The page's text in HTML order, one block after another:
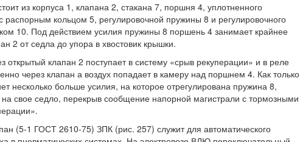
из корпуса 1, клапана 2, стакана 7, поршня 4, уплотненного
кольцом 5, регулировочной пружины 8 и регулировочного
10. Под действием усилия пружины 8 поршень 4 занимает крайнее
2 от седла до упора в хвостовик крышки.
открытый клапан 2 поступает в систему «срыв рекуперации» и в реле
через клапан а воздух попадает в камеру над поршнем 4. Как только
несколько больше усилия, на которое отрегулирована пружина 8,
свое седло, перекрыв сообщение напорной магистрали с тормозными
(5-1 ГОСТ 2610-75) ЗПК (рис. 257) служит для автоматического